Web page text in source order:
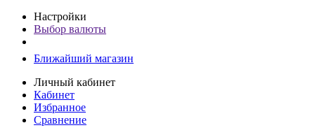
Настройки
Выбор валюты
Ближайший магазин
Личный кабинет
Кабинет
Избранное
Сравнение